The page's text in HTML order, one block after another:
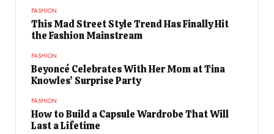
FASHION
This Mad Street Style Trend Has Finally Hit
the Fashion Mainstream
FASHION
Beyoncé Celebrates With Her Mom at Tina
Knowles’ Surprise Party
FASHION
How to Build a Capsule Wardrobe That Will
Last a Lifetime